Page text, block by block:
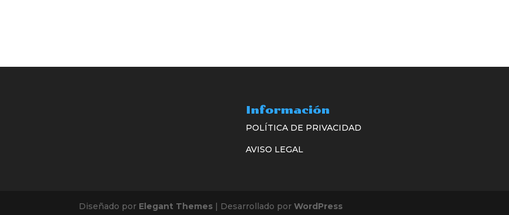
Información
POLÍTICA DE PRIVACIDAD
AVISO LEGAL
Diseñado por Elegant Themes | Desarrollado porWordPress